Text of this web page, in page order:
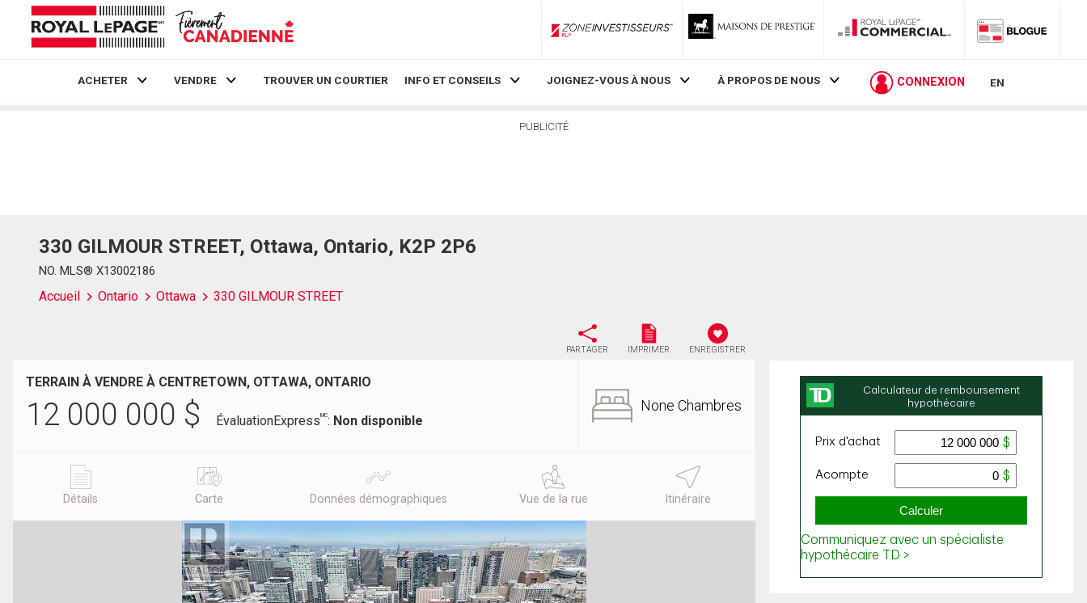
ZoneInvestisseurs RLP
ACHETER VENDRE TROUVER UN COURTIER INFO ET CONSEILS JOIGNEZ-VOUS À NOUS À PROPOS DE NOUS CONNEXION EN
PUBLICITÉ
330 GILMOUR STREET, Ottawa, Ontario, K2P 2P6
NO. MLS® X13002186
Accueil Ontario Ottawa 330 GILMOUR STREET
PARTAGER IMPRIMER ENREGISTRER
TERRAIN À VENDRE À CENTRETOWN, OTTAWA, ONTARIO
12 000 000 $ ÉvaluationExpressMC: Non disponible
None Chambres
Détails Carte Données démographiques Vue de la rue Itinéraire